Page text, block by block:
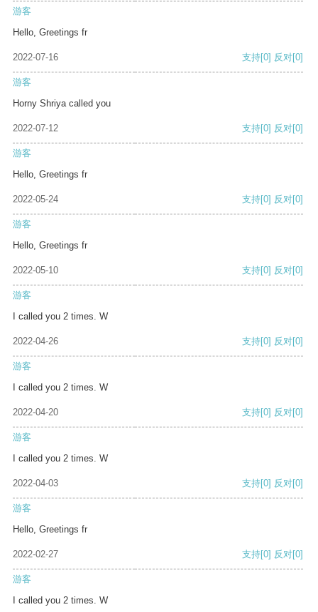
游客
Hello, Greetings fr
2022-07-16 支持[0] 反对[0]
游客
Horny Shriya called you
2022-07-12 支持[0] 反对[0]
游客
Hello, Greetings fr
2022-05-24 支持[0] 反对[0]
游客
Hello, Greetings fr
2022-05-10 支持[0] 反对[0]
游客
I called you 2 times. W
2022-04-26 支持[0] 反对[0]
游客
I called you 2 times. W
2022-04-20 支持[0] 反对[0]
游客
I called you 2 times. W
2022-04-03 支持[0] 反对[0]
游客
Hello, Greetings fr
2022-02-27 支持[0] 反对[0]
游客
I called you 2 times. W